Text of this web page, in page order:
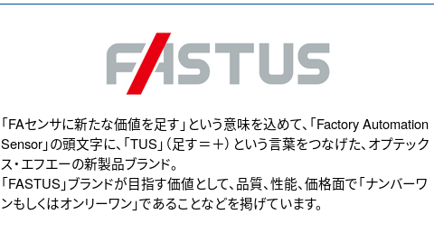
「FAセンサに新たな価値を足す」という意味を込めて、「Factory Automation
Sensor」の頭文字に、「TUS」（足す＝＋）という言葉をつなげた、オプテック
ス・エフエーの新製品ブランド。
「FASTUS」ブランドが目指す価値として、品質、性能、価格面で「ナンバーワ
ンもしくはオンリーワン」であることなどを掲げています。